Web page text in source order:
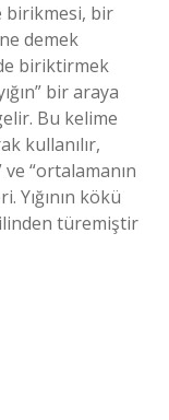
birikmesi, bir
demek
biriktirmek
bir araya
Bu kelime
kullanılır,
ve “ortalamanın
Yığının kökü
türemiştir